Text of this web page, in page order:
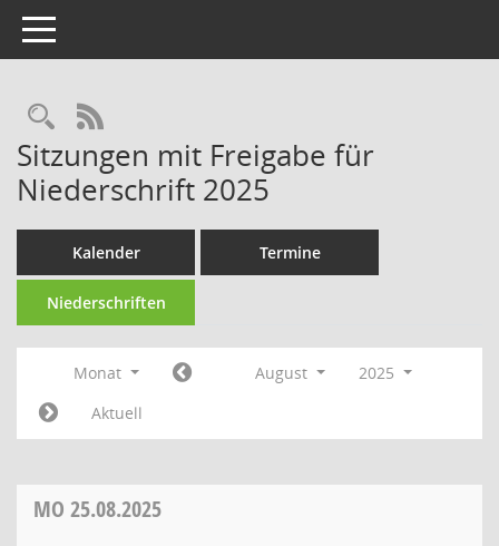
Toggle navigation
Rechercheauswahl
RSS-Feed
Sitzungen mit Freigabe für
Niederschrift 2025
Kalender Termine
Niederschriften
Monat August
2025
Aktuell
MO 25.08.2025